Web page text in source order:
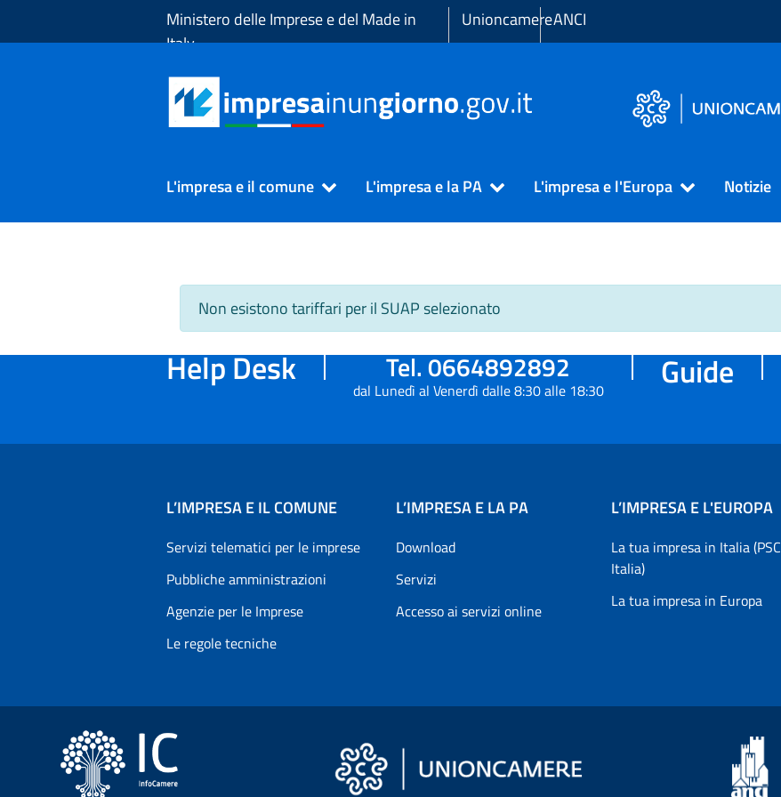
Ministero delle Imprese e del Made in
Italy
UnioncamereANCI
L'impresa e il comune L'impresa e la PA L'impresa e l'Europa Notizie
Non esistono tariffari per il SUAP selezionato
Help Desk Tel. 0664892892
dal Lunedì al Venerdì dalle 8:30 alle 18:30 Guide
L’IMPRESA E IL COMUNE
Servizi telematici per le imprese
Pubbliche amministrazioni
Agenzie per le Imprese
Le regole tecniche
L’IMPRESA E LA PA
Download
Servizi
Accesso ai servizi online
L’IMPRESA E L'EUROPA
La tua impresa in Italia (PSC
Italia)
La tua impresa in Europa